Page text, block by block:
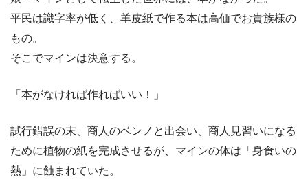
平民は識字率が低く、羊皮紙で作る本は高価でお貴族様の
もの。
そこでマインは決意する。
「本がなければ作ればいい！」
試行錯誤の末、商人のベンノと出会い、商人見習いになる
ために植物の紙を完成させるが、マインの体は「身食いの
熱」に蝕まれていた。